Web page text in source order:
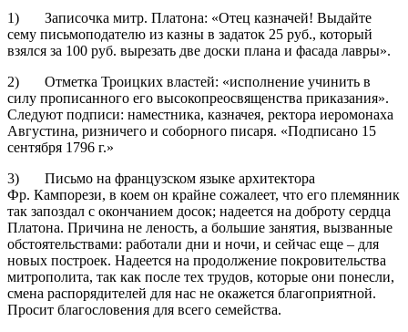
1) Записочка митр. Платона: «Отец казначей! Выдайте
сему письмоподателю из казны в задаток 25 руб., который
взялся за 100 руб. вырезать две доски плана и фасада лавры».
2) Отметка Троицких властей: «исполнение учинить в
силу прописанного его высокопреосвященства приказания».
Следуют подписи: наместника, казначея, ректора иеромонаха
Августина, ризничего и соборного писаря. «Подписано 15
сентября 1796 г.»
3) Письмо на французском языке архитектора
Фр. Кампорези, в коем он крайне сожалеет, что его племянник
так запоздал с окончанием досок; надеется на доброту сердца
Платона. Причина не леность, а большие занятия, вызванные
обстоятельствами: работали дни и ночи, и сейчас еще – для
новых построек. Надеется на продолжение покровительства
митрополита, так как после тех трудов, которые они понесли,
смена распорядителей для нас не окажется благоприятной.
Просит благословения для всего семейства.